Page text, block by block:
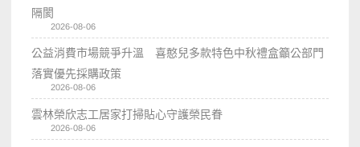
隔閡
2026-08-06
公益消費市場競爭升溫 喜憨兒多款特色中秋禮盒籲公部門
落實優先採購政策
2026-08-06
雲林榮欣志工居家打掃貼心守護榮民眷
2026-08-06